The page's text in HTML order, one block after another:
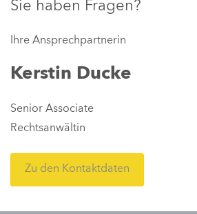
Sie haben Fragen?
Ihre Ansprechpartnerin
Kerstin Ducke
Senior Associate
Rechtsanwältin
Zu den Kontaktdaten